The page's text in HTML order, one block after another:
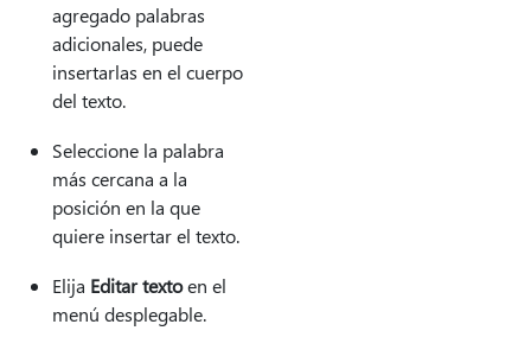
agregado palabras
adicionales, puede
insertarlas en el cuerpo
del texto.
Seleccione la palabra
más cercana a la
posición en la que
quiere insertar el texto.
Elija Editar textoen el
menú desplegable.